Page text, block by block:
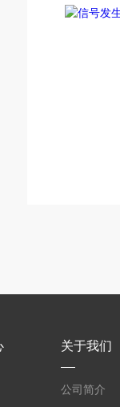
关于我们
公司简介